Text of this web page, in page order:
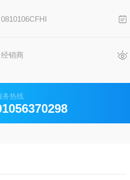
0810106CFHI
经销商
务热线